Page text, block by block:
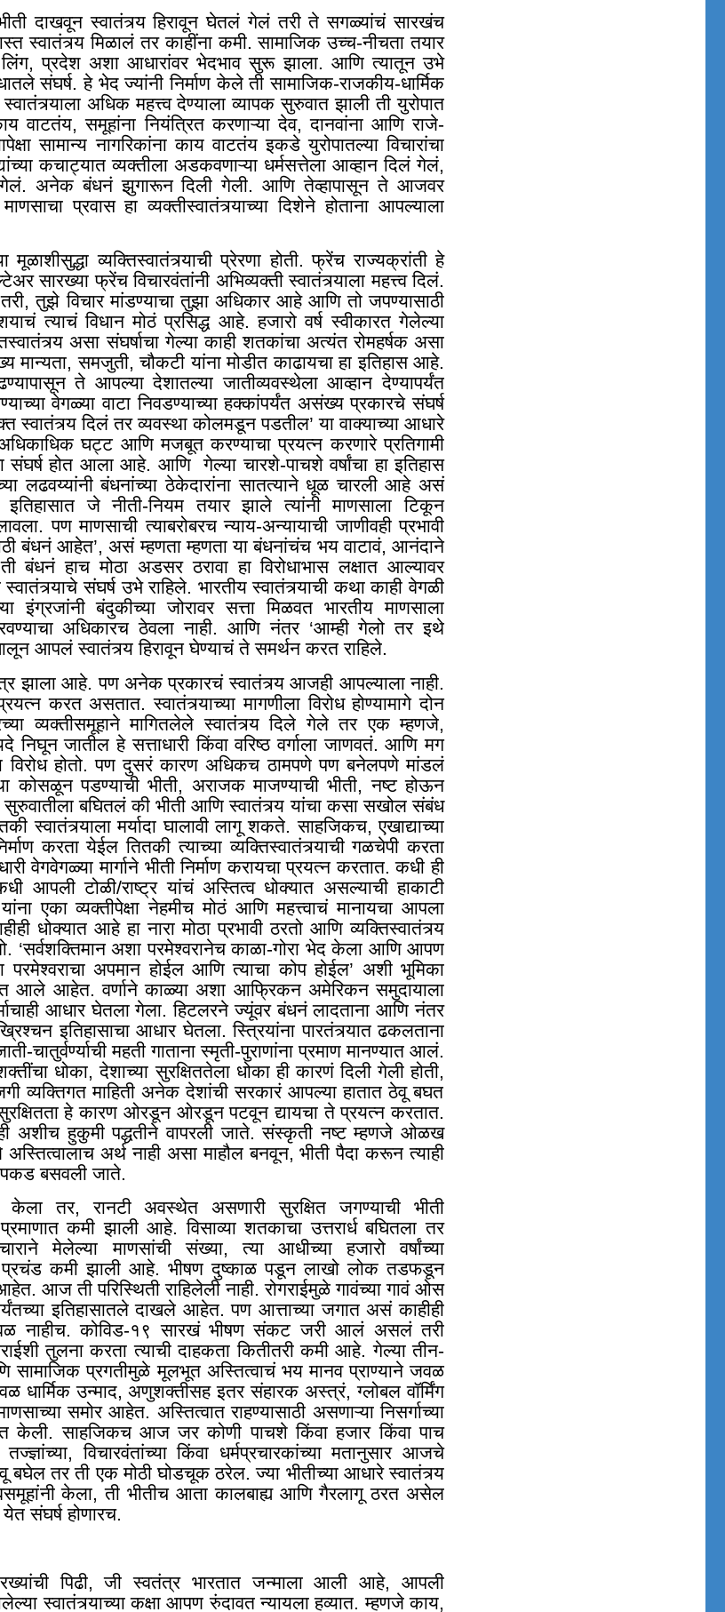
दाखवून स्वातंत्र्य हिरावून घेतलं गेलं तरी ते सगळ्यांचं सारखंच
स्वातंत्र्य मिळालं तर काहींना कमी. सामाजिक उच्च-नीचता तयार
लिंग, प्रदेश अशा आधारांवर भेदभाव सुरू झाला. आणि त्यातून उभे
संघर्ष. हे भेद ज्यांनी निर्माण केले ती सामाजिक-राजकीय-धार्मिक
अधिक महत्त्व देण्याला व्यापक सुरुवात झाली ती युरोपात
वाटतंय, समूहांना नियंत्रित करणाऱ्या देव, दानवांना आणि राजे-
सामान्य नागरिकांना काय वाटतंय इकडे युरोपातल्या विचारांचा
कचाट्यात व्यक्तीला अडकवणाऱ्या धर्मसत्तेला आव्हान दिलं गेलं,
अनेक बंधनं झुगारून दिली गेली. आणि तेव्हापासून ते आजवर
प्रवास हा व्यक्तीस्वातंत्र्याच्या दिशेने होताना आपल्याला
मूळाशीसुद्धा व्यक्तिस्वातंत्र्याची प्रेरणा होती. फ्रेंच राज्यक्रांती हे
सारख्या फ्रेंच विचारवंतांनी अभिव्यक्ती स्वातंत्र्याला महत्त्व दिलं.
तुझे विचार मांडण्याचा तुझा अधिकार आहे आणि तो जपण्यासाठी
त्याचं विधान मोठं प्रसिद्ध आहे. हजारो वर्ष स्वीकारत गेलेल्या
असा संघर्षाचा गेल्या काही शतकांचा अत्यंत रोमहर्षक असा
मान्यता, समजुती, चौकटी यांना मोडीत काढायचा हा इतिहास आहे.
ते आपल्या देशातल्या जातीव्यवस्थेला आव्हान देण्यापर्यंत
वेगळ्या वाटा निवडण्याच्या हक्कांपर्यंत असंख्य प्रकारचे संघर्ष
स्वातंत्र्य दिलं तर व्यवस्था कोलमडून पडतील’ या वाक्याच्या आधारे
घट्ट आणि मजबूत करण्याचा प्रयत्न करणारे प्रतिगामी
संघर्ष होत आला आहे. आणि गेल्या चारशे-पाचशे वर्षांचा हा इतिहास
लढवय्यांनी बंधनांच्या ठेकेदारांना सातत्याने धूळ चारली आहे असं
जे नीती-नियम तयार झाले त्यांनी माणसाला टिकून
पण माणसाची त्याबरोबरच न्याय-अन्यायाची जाणीवही प्रभावी
बंधनं आहेत’, असं म्हणता म्हणता या बंधनांचंच भय वाटावं, आनंदाने
ती बंधनं हाच मोठा अडसर ठरावा हा विरोधाभास लक्षात आल्यावर
संघर्ष उभे राहिले. भारतीय स्वातंत्र्याची कथा काही वेगळी
इंग्रजांनी बंदुकीच्या जोरावर सत्ता मिळवत भारतीय माणसाला
अधिकारच ठेवला नाही. आणि नंतर ‘आम्ही गेलो तर इथे
आपलं स्वातंत्र्य हिरावून घेण्याचं ते समर्थन करत राहिले.
झाला आहे. पण अनेक प्रकारचं स्वातंत्र्य आजही आपल्याला नाही.
करत असतात. स्वातंत्र्याच्या मागणीला विरोध होण्यामागे दोन
व्यक्तीसमूहाने मागितलेले स्वातंत्र्य दिले गेले तर एक म्हणजे,
निघून जातील हे सत्ताधारी किंवा वरिष्ठ वर्गाला जाणवतं. आणि मग
विरोध होतो. पण दुसरं कारण अधिकच ठामपणे पण बनेलपणे मांडलं
कोसळून पडण्याची भीती, अराजक माजण्याची भीती, नष्ट होऊन
सुरुवातीला बघितलं की भीती आणि स्वातंत्र्य यांचा कसा सखोल संबंध
स्वातंत्र्याला मर्यादा घालावी लागू शकते. साहजिकच, एखाद्याच्या
करता येईल तितकी त्याच्या व्यक्तिस्वातंत्र्याची गळचेपी करता
वेगवेगळ्या मार्गाने भीती निर्माण करायचा प्रयत्न करतात. कधी ही
आपली टोळी/राष्ट्र यांचं अस्तित्व धोक्यात असल्याची हाकाटी
एका व्यक्तीपेक्षा नेहमीच मोठं आणि महत्त्वाचं मानायचा आपला
धोक्यात आहे हा नारा मोठा प्रभावी ठरतो आणि व्यक्तिस्वातंत्र्य
‘सर्वशक्तिमान अशा परमेश्वरानेच काळा-गोरा भेद केला आणि आपण
अपमान होईल आणि त्याचा कोप होईल’ अशी भूमिका
घेत आले आहेत. वर्णाने काळ्या अशा आफ्रिकन अमेरिकन समुदायाला
आधार घेतला गेला. हिटलरने ज्यूंवर बंधनं लादताना आणि नंतर
इतिहासाचा आधार घेतला. स्त्रियांना पारतंत्र्यात ढकलताना
चातुर्वर्ण्याची महती गाताना स्मृती-पुराणांना प्रमाण मानण्यात आलं.
धोका, देशाच्या सुरक्षिततेला धोका ही कारणं दिली गेली होती,
व्यक्तिगत माहिती अनेक देशांची सरकारं आपल्या हातात ठेवू बघत
सुरक्षितता हे कारण ओरडून ओरडून पटवून द्यायचा ते प्रयत्न करतात.
अशीच हुकुमी पद्धतीने वापरली जाते. संस्कृती नष्ट म्हणजे ओळख
अर्थ नाही असा माहौल बनवून, भीती पैदा करून त्याही
पकड बसवली जाते.
केला तर, रानटी अवस्थेत असणारी सुरक्षित जगण्याची भीती
कमी झाली आहे. विसाव्या शतकाचा उत्तरार्ध बघितला तर
मेलेल्या माणसांची संख्या, त्या आधीच्या हजारो वर्षांच्या
प्रचंड कमी झाली आहे. भीषण दुष्काळ पडून लाखो लोक तडफडून
आज ती परिस्थिती राहिलेली नाही. रोगराईमुळे गावंच्या गावं ओस
इतिहासातले दाखले आहेत. पण आत्ताच्या जगात असं काहीही
नाहीच. कोविड-१९ सारखं भीषण संकट जरी आलं असलं तरी
तुलना करता त्याची दाहकता कितीतरी कमी आहे. गेल्या तीन-
सामाजिक प्रगतीमुळे मूलभूत अस्तित्वाचं भय मानव प्राण्याने जवळ
उन्माद, अणुशक्तीसह इतर संहारक अस्त्रं, ग्लोबल वॉर्मिंग
समोर आहेत. अस्तित्वात राहण्यासाठी असणाऱ्या निसर्गाच्या
केली. साहजिकच आज जर कोणी पाचशे किंवा हजार किंवा पाच
, विचारवंतांच्या किंवा धर्मप्रचारकांच्या मतानुसार आजचे
बघेल तर ती एक मोठी घोडचूक ठरेल. ज्या भीतीच्या आधारे स्वातंत्र्य
केला, ती भीतीच आता कालबाह्य आणि गैरलागू ठरत असेल
संघर्ष होणारच.
पिढी, जी स्वतंत्र भारतात जन्माला आली आहे, आपली
स्वातंत्र्याच्या कक्षा आपण रुंदावत न्यायला हव्यात. म्हणजे काय,